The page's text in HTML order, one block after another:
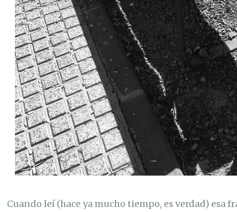
Cuando leí (hace ya mucho tiempo, es verdad) esa